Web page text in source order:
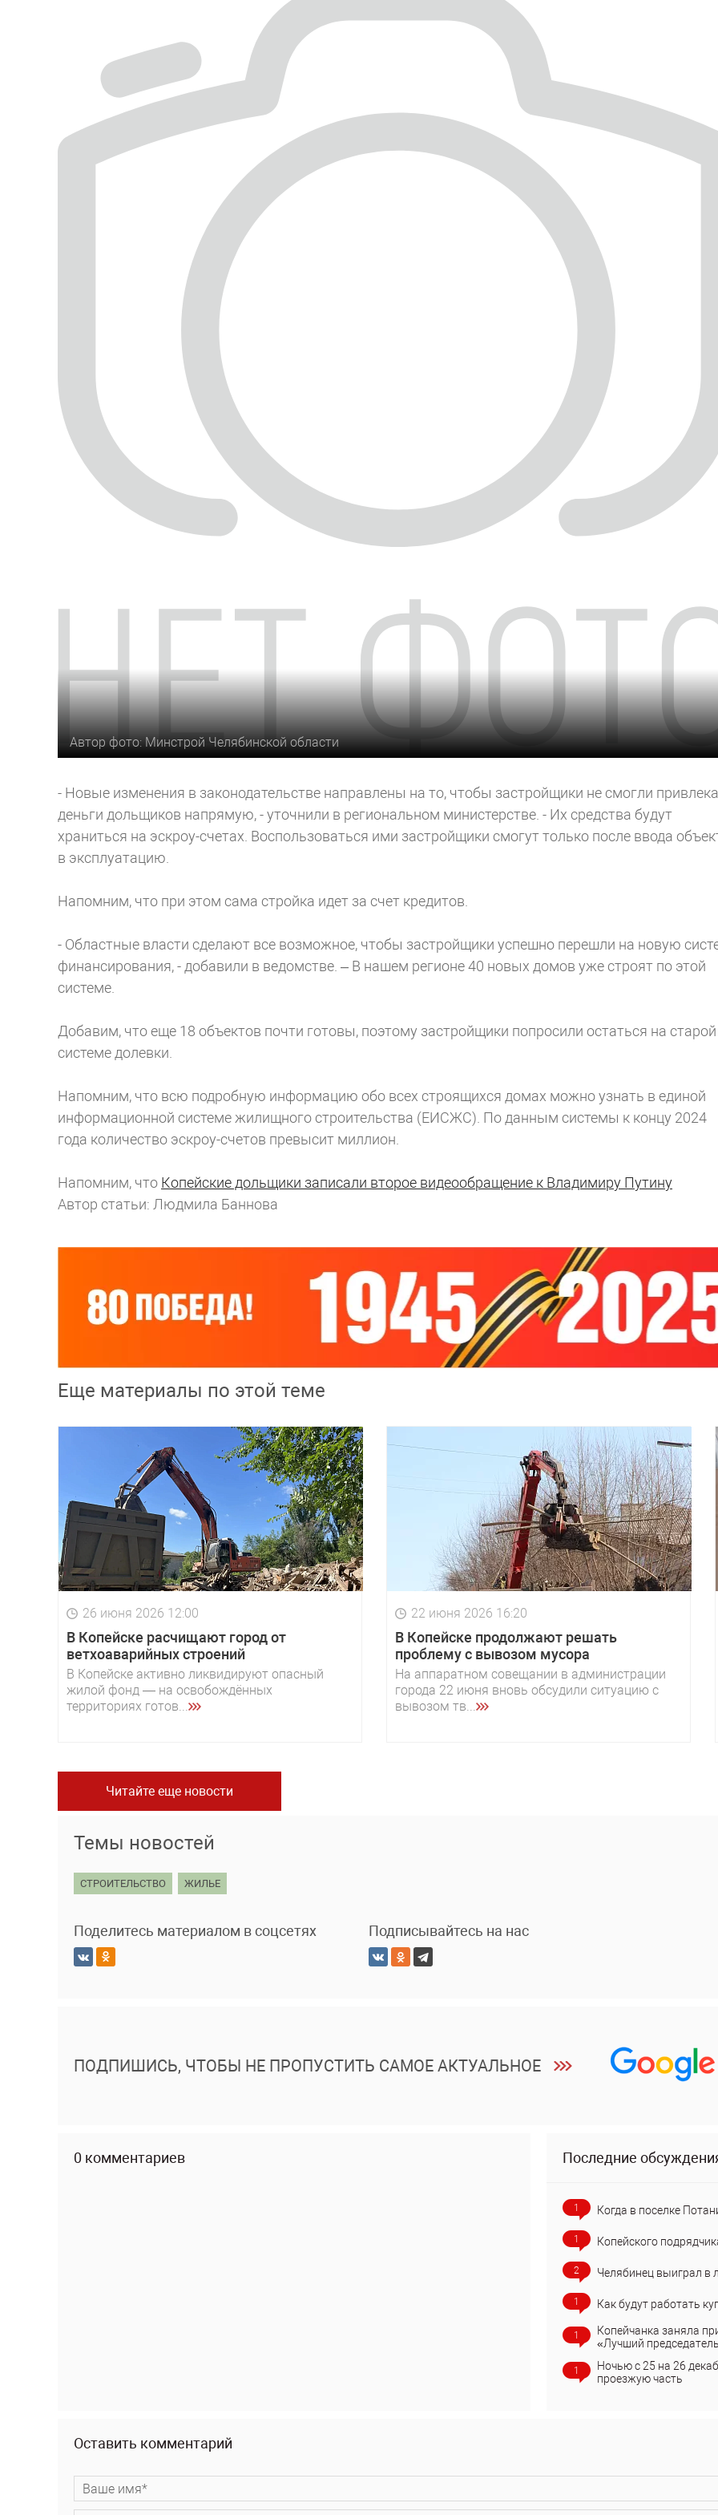
Автор фото: Минстрой Челябинской области
- Новые изменения в законодательстве направлены на то, чтобы застройщики не смогли
деньги дольщиков напрямую, - уточнили в региональном министерстве. - Их средства будут
храниться на эскроу-счетах. Воспользоваться ими застройщики смогут только после ввода
в эксплуатацию.
Напомним, что при этом сама стройка идет за счет кредитов.
- Областные власти сделают все возможное, чтобы застройщики успешно перешли на новую
финансирования, - добавили в ведомстве. – В нашем регионе 40 новых домов уже строят по этой
системе.
Добавим, что еще 18 объектов почти готовы, поэтому застройщики попросили остаться на старой
системе долевки.
Напомним, что всю подробную информацию обо всех строящихся домах можно узнать в единой
информационной системе жилищного строительства (ЕИСЖС). По данным системы к концу 2024
года количество эскроу-счетов превысит миллион.
Напомним, что Копейские дольщики записали второе видеообращение к Владимиру Путину
Автор статьи: Людмила Баннова
Еще материалы по этой теме
26 июня 2026 12:00
В Копейске расчищают город от
ветхоаварийных строений
В Копейске активно ликвидируют опасный
жилой фонд — на освобождённых
территориях готов...
22 июня 2026 16:20
В Копейске продолжают решать
проблему с вывозом мусора
На аппаратном совещании в администрации
города 22 июня вновь обсудили ситуацию с
вывозом тв...
Читайте еще новости
Темы новостей
СТРОИТЕЛЬСТВО ЖИЛЬЕ
Поделитесь материалом в соцсетях Подписывайтесь на нас
ПОДПИШИСЬ, ЧТОБЫ НЕ ПРОПУСТИТЬ САМОЕ АКТУАЛЬНОЕ
0 комментариев Последние
1 Когда в поселке
1 Копейского
2 Челябинец выиграл в
1 Как будут работать
1
Копейчанка заняла
«Лучший
1
Ночью с 25 на 26
проезжую часть
Оставить комментарий